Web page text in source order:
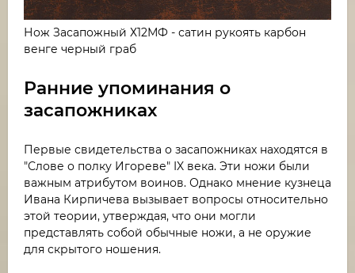
Нож Засапожный Х12МФ - сатин рукоять карбон
венге черный граб
Ранние упоминания о
засапожниках
Первые свидетельства о засапожниках находятся в
"Слове о полку Игореве" IX века. Эти ножи были
важным атрибутом воинов. Однако мнение кузнеца
Ивана Кирпичева вызывает вопросы относительно
этой теории, утверждая, что они могли
представлять собой обычные ножи, а не оружие
для скрытого ношения.